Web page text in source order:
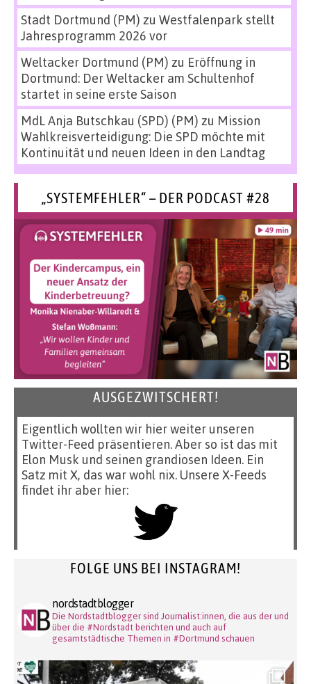
Stadt Dortmund (PM) zu Westfalenpark stellt
Jahresprogramm 2026 vor
Weltacker Dortmund (PM) zu Eröffnung in
Dortmund: Der Weltacker am Schultenhof
startet in seine erste Saison
MdL Anja Butschkau (SPD) (PM) zu Mission
Wahlkreisverteidigung: Die SPD möchte mit
Kontinuität und neuen Ideen in den Landtag
„SYSTEMFEHLER“ – DER PODCAST #28
AUSGEZWITSCHERT!
Eigentlich wollten wir hier weiter unseren
Twitter-Feed präsentieren. Aber so ist das mit
Elon Musk und seinen grandiosen Ideen. Ein
Satz mit X, das war wohl nix. Unsere X-Feeds
findet ihr aber hier:
FOLGE UNS BEI INSTAGRAM!
nordstadtblogger
Die Nordstadtblogger sind Journalist:innen, die aus der und
über die #Nordstadt berichten und auch auf
gesamtstädtische Themen in #Dortmund schauen